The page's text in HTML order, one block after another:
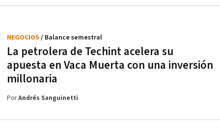
La petrolera de Techint acelera su
apuesta en Vaca Muerta con una inversión
millonaria
NEGOCIOS / Balance semestral
PorAndrés Sanguinetti